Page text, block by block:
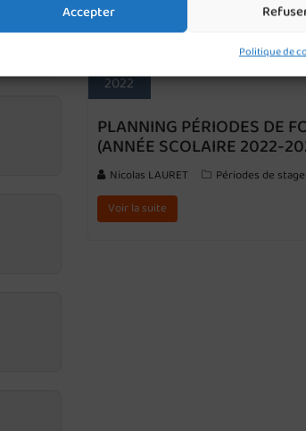
Accepter
Politique de
1
2022
PLANNING PÉRIODES DE
(ANNÉE SCOLAIRE 2022-
Nicolas LAURET Périodes de
Voir la suite